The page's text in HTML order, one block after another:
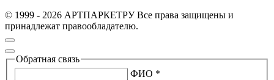
© 1999 - 2026 АРТПАРКЕТРУ Все права защищены и
принадлежат правообладателю.
Обратная связь
ФИО *